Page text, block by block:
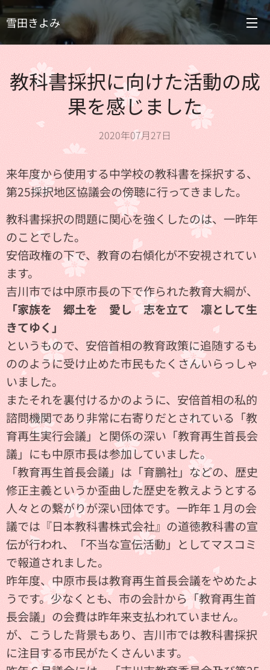
雪田きよみ
教科書採択に向けた活動の成
果を感じました
2020年07月27日
来年度から使用する中学校の教科書を採択する、
第25採択地区協議会の傍聴に行ってきました。
教科書採択の問題に関心を強くしたのは、一昨年
のことでした。
安倍政権の下で、教育の右傾化が不安視されてい
ます。
吉川市では中原市長の下で作られた教育大綱が、
「家族を 郷土を 愛し 志を立て 凛として生
きてゆく」
というもので、安倍首相の教育政策に追随するも
ののように受け止めた市民もたくさんいらっしゃ
いました。
またそれを裏付けるかのように、安倍首相の私的
諮問機関であり非常に右寄りだとされている「教
育再生実行会議」と関係の深い「教育再生首長会
議」にも中原市長は参加していました。
「教育再生首長会議」は「育鵬社」などの、歴史
修正主義というか歪曲した歴史を教えようとする
人々との繋がりが深い団体です。一昨年１月の会
議では『日本教科書株式会社』の道徳教科書の宣
伝が行われ、「不当な宣伝活動」としてマスコミ
で報道されました。
昨年度、中原市長は教育再生首長会議をやめたよ
うです。少なくとも、市の会計から「教育再生首
長会議」の会費は昨年来支払われていません。
が、こうした背景もあり、吉川市では教科書採択
に注目する市民がたくさんいます。